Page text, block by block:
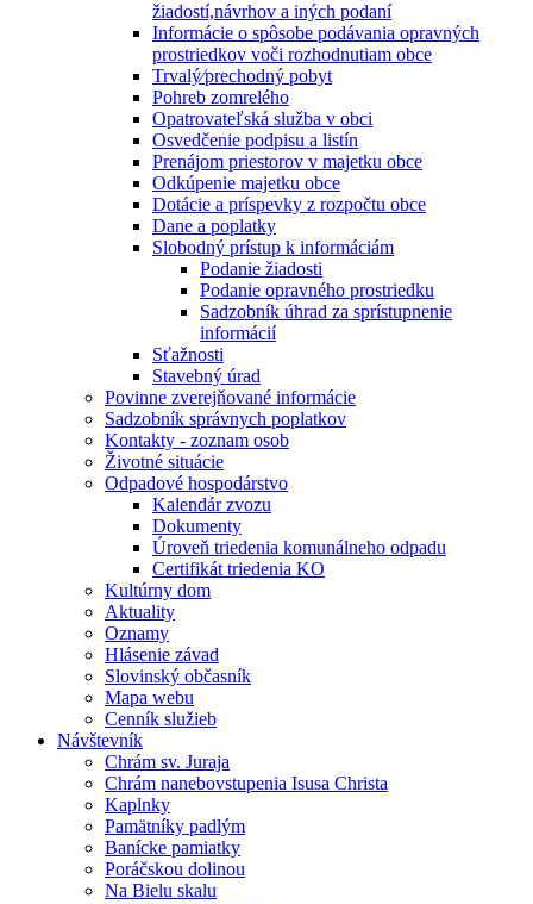
žiadostí,návrhov a iných podaní
Informácie o spôsobe podávania opravných
prostriedkov voči rozhodnutiam obce
Trvalý⁄prechodný pobyt
Pohreb zomrelého
Opatrovateľská služba v obci
Osvedčenie podpisu a listín
Prenájom priestorov v majetku obce
Odkúpenie majetku obce
Dotácie a príspevky z rozpočtu obce
Dane a poplatky
Slobodný prístup k informáciám
Podanie žiadosti
Podanie opravného prostriedku
Sadzobník úhrad za sprístupnenie
informácií
Sťažnosti
Stavebný úrad
Povinne zverejňované informácie
Sadzobník správnych poplatkov
Kontakty - zoznam osob
Životné situácie
Odpadové hospodárstvo
Kalendár zvozu
Dokumenty
Úroveň triedenia komunálneho odpadu
Certifikát triedenia KO
Kultúrny dom
Aktuality
Oznamy
Hlásenie závad
Slovinský občasník
Mapa webu
Cenník služieb
Návštevník
Chrám sv. Juraja
Chrám nanebovstupenia Isusa Christa
Kaplnky
Pamätníky padlým
Banícke pamiatky
Poráčskou dolinou
Na Bielu skalu